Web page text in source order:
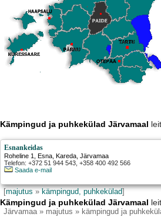
Kämpingud ja puhkekülad Järvamaal
Esnankeidas
Roheline 1, Esna Kareda , Järvamaa
Telefon: +372 51 944 543, +358 400 492 566
Saada e-mail
[majutus»kämpingud, puhkekülad]
Kämpingud ja puhkekülad Järvamaal
Järvamaa» majutus » kämpingud ja